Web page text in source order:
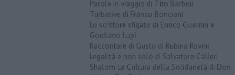
Parole in viaggio di Tito Barbini
Turbative di Franco Bonciani
Lo scrittore sfigato di Enrico Guerrini e
Gordiano Lupi
Raccontare di Gusto di Rubina Rovini
Legalità e non solo di Salvatore Calleri
Shalom La Cultura della Solidarietà di Don